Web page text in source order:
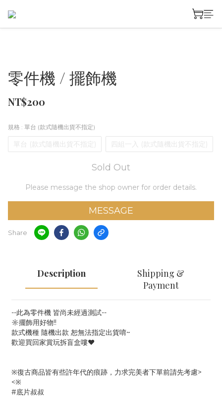
零件機 / 擺飾機
NT$200
規格 : 單台 (款式隨機出貨不指定)
單台 (款式隨機出貨不指定) 四組一入 (款式隨機出貨不指定)
Sold Out
Please message the shop owner for order details.
MESSAGE
Share
Description
Shipping &
Payment
--此為零件機 皆尚未經過測試--
☼擺飾用好物!!
款式機種 隨機出款 恕無法指定出貨唷~
歡迎買回家賞玩拆盲盒嘍❤
※復古商品皆有些許年代的痕跡，力求完美者下單前請先考慮>
<※
#底片叔叔